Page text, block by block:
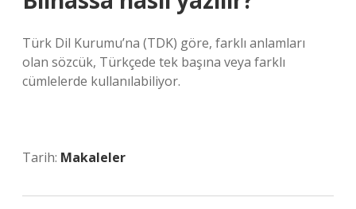
Türk Dil Kurumu’na (TDK) göre, farklı anlamları
olan sözcük, Türkçede tek başına veya farklı
cümlelerde kullanılabiliyor.
Tarih: Makaleler